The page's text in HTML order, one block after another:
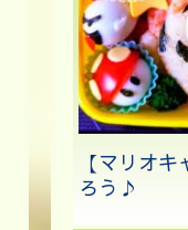
【マリオ
ろう♪